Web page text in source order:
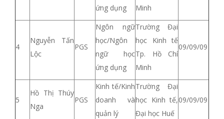
ứng dụng
Minh
4
Nguyễn Tấn
Lộc
PGS
Ngôn ngữ
học/Ngôn
ngữ học
ứng dụng
Trường Đại
học Kinh tế
Tp. Hồ Chí
Minh
09/09/09
5
Hồ Thị Thúy
Nga
PGS
Kinh tế/Kinh
doanh và
quản lý
Trường Đại
học Kinh tế,
Đại học Huế
09/09/09